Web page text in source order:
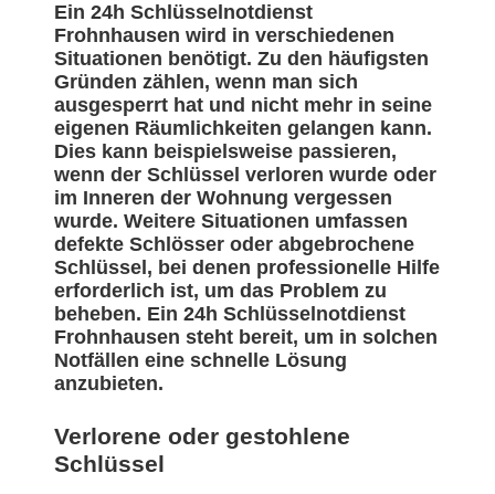
Ein 24h Schlüsselnotdienst
Frohnhausen wird in verschiedenen
Situationen benötigt. Zu den häufigsten
Gründen zählen, wenn man sich
ausgesperrt hat und nicht mehr in seine
eigenen Räumlichkeiten gelangen kann.
Dies kann beispielsweise passieren,
wenn der Schlüssel verloren wurde oder
im Inneren der Wohnung vergessen
wurde. Weitere Situationen umfassen
defekte Schlösser oder abgebrochene
Schlüssel, bei denen professionelle Hilfe
erforderlich ist, um das Problem zu
beheben. Ein 24h Schlüsselnotdienst
Frohnhausen steht bereit, um in solchen
Notfällen eine schnelle Lösung
anzubieten.
Verlorene oder gestohlene
Schlüssel